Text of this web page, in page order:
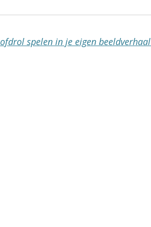
spelen in je eigen beeldverhaal